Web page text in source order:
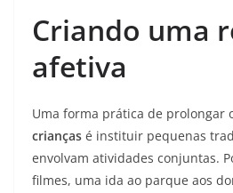
Criando uma
afetiva
Uma forma prática de prolongar
crianças é instituir pequenas
envolvam atividades conjuntas.
filmes, uma ida ao parque aos